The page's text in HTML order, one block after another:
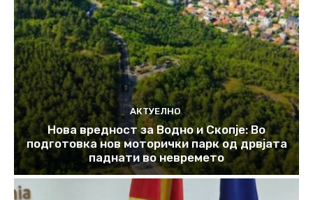
АКТУЕЛНО
Нова вредност за Водно и Скопје: Во
подготовка нов моторички парк од дрвјата
паднати во невремето